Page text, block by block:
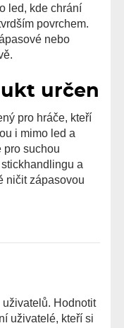
led, kde chrání
povrchem.
nebo
určen
pro hráče, kteří
i mimo led a
pro suchou
a
ničit zápasovou
Hodnotit
uživatelé, kteří si